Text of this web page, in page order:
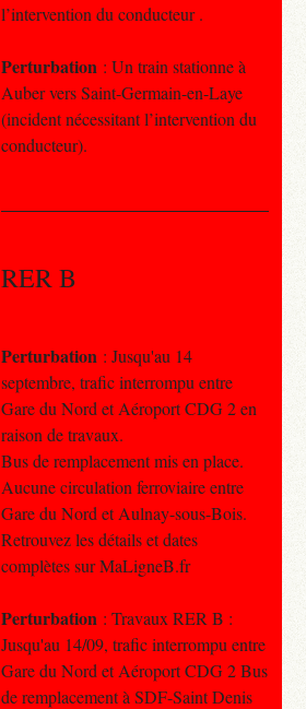
l’intervention du conducteur .
Perturbation : Un train stationne à
Auber vers Saint-Germain-en-Laye
(incident nécessitant l’intervention du
conducteur).
RER B
Perturbation : Jusqu'au 14
septembre, trafic interrompu entre
Gare du Nord et Aéroport CDG 2 en
raison de travaux.
Bus de remplacement mis en place.
Aucune circulation ferroviaire entre
Gare du Nord et Aulnay-sous-Bois.
Retrouvez les détails et dates
complètes sur MaLigneB.fr
Perturbation : Travaux RER B :
Jusqu'au 14/09, trafic interrompu entre
Gare du Nord et Aéroport CDG 2 Bus
de remplacement à SDF-Saint Denis